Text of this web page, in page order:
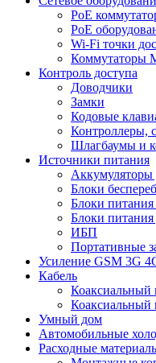
PoE
PoE
Wi-Fi точки
Коммутаторы
Контроль доступа
Доводчики
Замки
Кодовые
Контроллеры,
Шлагбаумы и
Источники питания
Блоки
Блоки питания
Блоки питания
ИБП
Портативные
Усиление GSM 3G
Кабель
Коаксиальный
Коаксиальный
Умный дом
Автомобильные
Расходные